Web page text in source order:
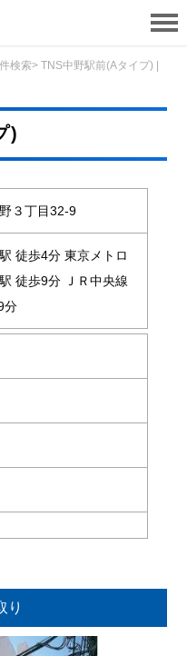
検索> TNS中野駅前(Aタイプ) |
)
３丁目32-9
徒歩4分 東京メトロ
徒歩9分 ＪＲ中央線
分
り